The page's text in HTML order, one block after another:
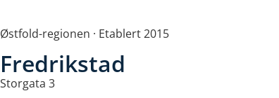
Østfold-regionen · Etablert 2015
Fredrikstad​
Storgata 3